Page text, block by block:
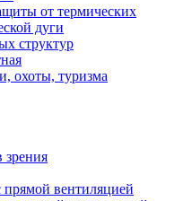
от термических
дуги
структур
охоты, туризма
зрения
вентиляцией